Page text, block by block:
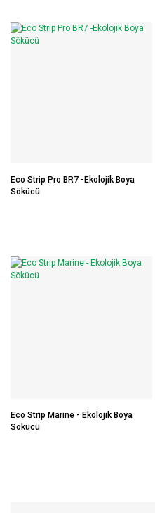
Eco Strip Pro BR7 -Ekolojik Boya
Sökücü
Eco Strip Marine - Ekolojik Boya
Sökücü